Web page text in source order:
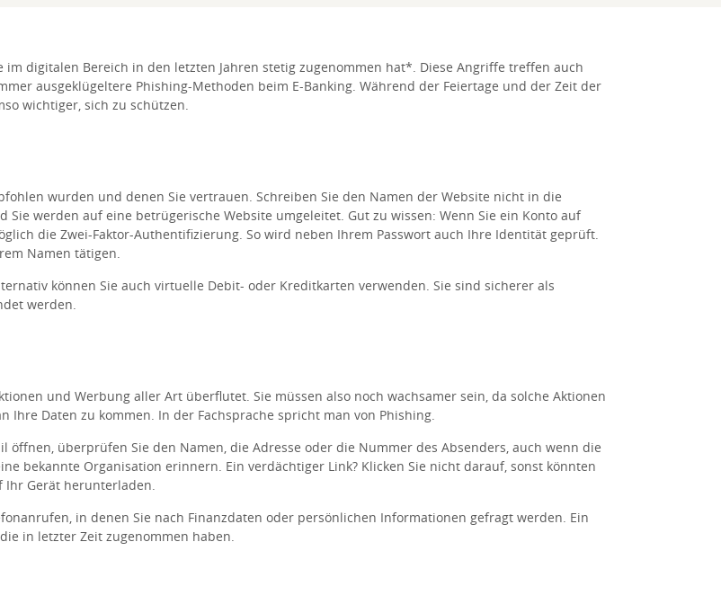
digitalen Bereich in den letzten Jahren stetig zugenommen hat*. Diese Angriffe treffen auch
ausgeklügeltere Phishing-Methoden beim E-Banking. Während der Feiertage und der Zeit der
wichtiger, sich zu schützen.
wurden und denen Sie vertrauen. Schreiben Sie den Namen der Website nicht in die
werden auf eine betrügerische Website umgeleitet. Gut zu wissen: Wenn Sie ein Konto auf
die Zwei-Faktor-Authentifizierung. So wird neben Ihrem Passwort auch Ihre Identität geprüft.
Namen tätigen.
können Sie auch virtuelle Debit- oder Kreditkarten verwenden. Sie sind sicherer als
werden.
und Werbung aller Art überflutet. Sie müssen also noch wachsamer sein, da solche Aktionen
Daten zu kommen. In der Fachsprache spricht man von Phishing.
öffnen, überprüfen Sie den Namen, die Adresse oder die Nummer des Absenders, auch wenn die
bekannte Organisation erinnern. Ein verdächtiger Link? Klicken Sie nicht darauf, sonst könnten
Ihr Gerät herunterladen.
in denen Sie nach Finanzdaten oder persönlichen Informationen gefragt werden. Ein
in letzter Zeit zugenommen haben.